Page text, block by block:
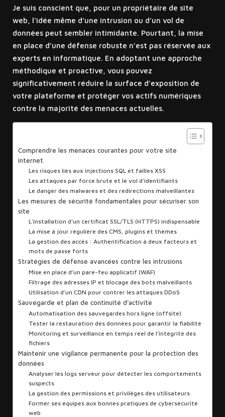
Je suis conscient que, pour un propriétaire de site
web, l’idée même d’une intrusion ou d’un vol de
données peut sembler intimidante. Pourtant, la mise
en place d’une défense robuste n’est pas réservée aux
experts en informatique. En adoptant une approche
méthodique et proactive, vous pouvez
significativement réduire la surface d’exposition de
votre plateforme et protéger vos actifs numériques
contre la majorité des menaces actuelles.
Comprendre les menaces courantes pour votre site
internet
Les risques liés aux injections SQL et failles XSS
Les attaques par force brute et le vol d’identifiants
Le danger des malwares et des redirections malveillantes
Les mesures de sécurité fondamentales pour sécuriser son
site
L’installation d’un certificat SSL/TLS (HTTPS) indispensable
La mise à jour régulière des CMS, plugins et thèmes
La gestion des accès : Authentification à deux facteurs et
mots de passe forts
Stratégies de défense avancées contre les intrusions
Mise en place d’un pare-feu applicatif (WAF)
Filtrage des adresses IP et blocage des bots malveillants
Utilisation d’un CDN pour contrer les attaques DDoS
Sauvegarde et plan de continuité d’activité
Automatisation des sauvegardes hors ligne (offsite)
Tester la restauration des données pour garantir la fiabilité
Monitoring et surveillance en temps réel de l’intégrité des
fichiers
Maintenir une vigilance permanente pour la protection des
données
Analyser les logs serveur pour détecter les comportements
suspects
La gestion des permissions et privilèges des utilisateurs
Former ses équipes aux bonnes pratiques de cybersécurité
web